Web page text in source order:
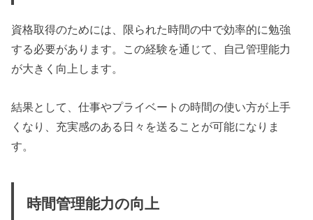
資格取得のためには、限られた時間の中で効率的に勉強
する必要があります。この経験を通じて、自己管理能力
が大きく向上します。
結果として、仕事やプライベートの時間の使い方が上手
くなり、充実感のある日々を送ることが可能になりま
す。
時間管理能力の向上